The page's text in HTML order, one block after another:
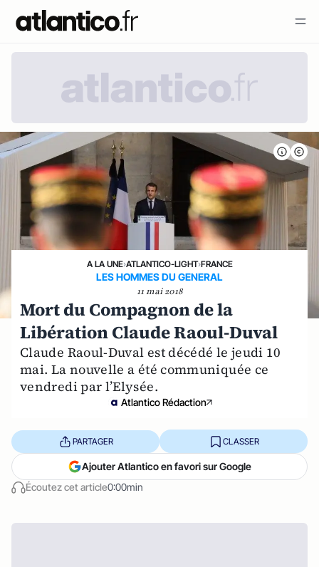
A LA UNE›ATLANTICO-LIGHT›FRANCE
LES HOMMES DU GENERAL
11 mai 2018
Mort du Compagnon de la
Libération Claude Raoul-Duval
Claude Raoul-Duval est décédé le jeudi 10
mai. La nouvelle a été communiquée ce
vendredi par l’Elysée.
Atlantico Rédaction
Écoutez cet article0:00min
PARTAGER CLASSER
Ajouter Atlantico en favori sur Google